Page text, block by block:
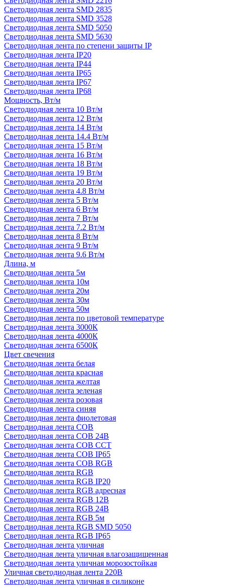
Светодиодная лента SMD 2835
Светодиодная лента SMD 3528
Светодиодная лента SMD 5050
Светодиодная лента SMD 5630
Светодиодная лента по степени защиты IP
Светодиодная лента IP20
Светодиодная лента IP44
Светодиодная лента IP65
Светодиодная лента IP67
Светодиодная лента IP68
Мощность, Вт/м
Светодиодная лента 10 Вт/м
Светодиодная лента 12 Вт/м
Светодиодная лента 14 Вт/м
Светодиодная лента 14.4 Вт/м
Светодиодная лента 15 Вт/м
Светодиодная лента 16 Вт/м
Светодиодная лента 18 Вт/м
Светодиодная лента 19 Вт/м
Светодиодная лента 20 Вт/м
Светодиодная лента 4.8 Вт/м
Светодиодная лента 5 Вт/м
Светодиодная лента 6 Вт/м
Светодиодная лента 7 Вт/м
Светодиодная лента 7.2 Вт/м
Светодиодная лента 8 Вт/м
Светодиодная лента 9 Вт/м
Светодиодная лента 9.6 Вт/м
Длина, м
Светодиодная лента 5м
Светодиодная лента 10м
Светодиодная лента 20м
Светодиодная лента 30м
Светодиодная лента 50м
Светодиодная лента по цветовой температуре
Светодиодная лента 3000К
Светодиодная лента 4000К
Светодиодная лента 6500К
Цвет свечения
Светодиодная лента белая
Светодиодная лента красная
Светодиодная лента желтая
Светодиодная лента зеленая
Светодиодная лента розовая
Светодиодная лента синяя
Светодиодная лента фиолетовая
Светодиодная лента COB
Светодиодная лента COB 24В
Светодиодная лента COB CCT
Светодиодная лента COB IP65
Светодиодная лента COB RGB
Светодиодная лента RGB
Светодиодная лента RGB IP20
Светодиодная лента RGB адресная
Светодиодная лента RGB 12В
Светодиодная лента RGB 24В
Светодиодная лента RGB 5м
Светодиодная лента RGB SMD 5050
Светодиодная лента RGB IP65
Светодиодная лента уличная
Светодиодная лента уличная влагозащищенная
Светодиодная лента уличная морозостойкая
Уличная светодиодная лента 220В
Светодиодная лента уличная в силиконе